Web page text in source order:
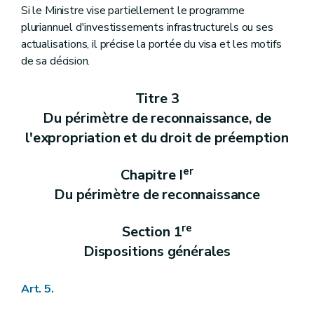
Si le Ministre vise partiellement le programme
pluriannuel d'investissements infrastructurels ou ses
actualisations, il précise la portée du visa et les motifs
de sa décision.
Titre 3
Du périmètre de reconnaissance, de
l'expropriation et du droit de préemption
Chapitre Ier
Du périmètre de reconnaissance
Section 1re
Dispositions générales
Art. 5.